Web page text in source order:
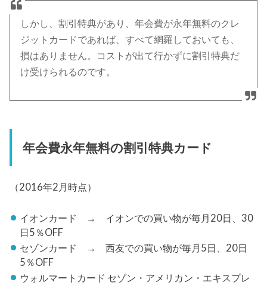
しかし、割引特典があり、年会費が永年無料のクレ
ジットカードであれば、すべて網羅しておいても、
損はありません。コストが出て行かずに割引特典だ
け受けられるのです。
年会費永年無料の割引特典カード
（2016年2月時点）
イオンカード → イオンでの買い物が毎月20日、30
日5％OFF
セゾンカード → 西友での買い物が毎月5日、20日
5％OFF
ウォルマートカード セゾン・アメリカン・エキスプレ